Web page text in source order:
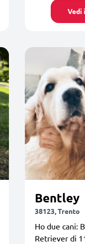
Vedi
Bentley
38123, Trento
Ho due cani:
Retriever di